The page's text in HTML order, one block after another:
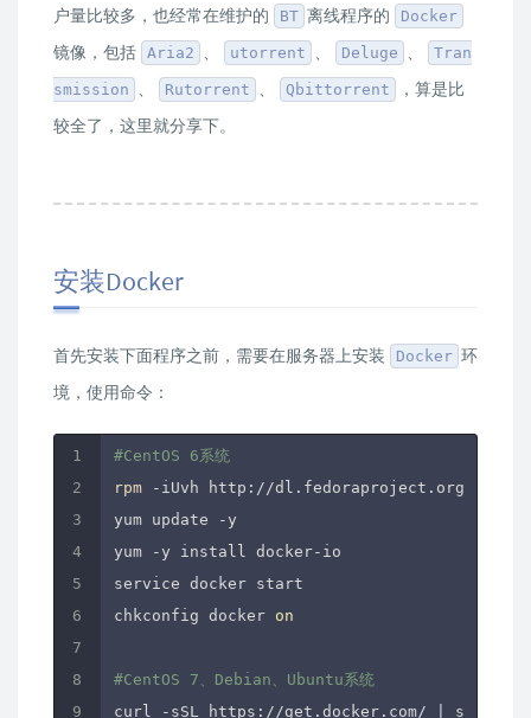
户量比较多，也经常在维护的
BT 离线程序的 Docker
镜像，包括 Aria2 、 utorrent 、 Deluge 、 Tran
smission 、 Rutorrent 、 Qbittorrent
，算是比
较全了，这里就分享下。
安装Docker
首先安装下面程序之前，需要在服务器上安装 Docker 环
境，使用命令：
#CentOS 6系统
rpm -iUvh http://dl.fedoraproject.org/pub/
yum update -y
yum -y install docker-io
service docker start
chkconfig docker on
#CentOS 7、Debian、Ubuntu系统
curl -sSL https://get.docker.com/ | sh